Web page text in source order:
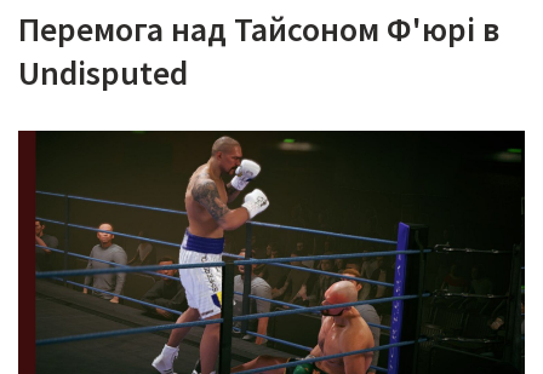
Перемога над Тайсоном Ф'юрі в
Undisputed